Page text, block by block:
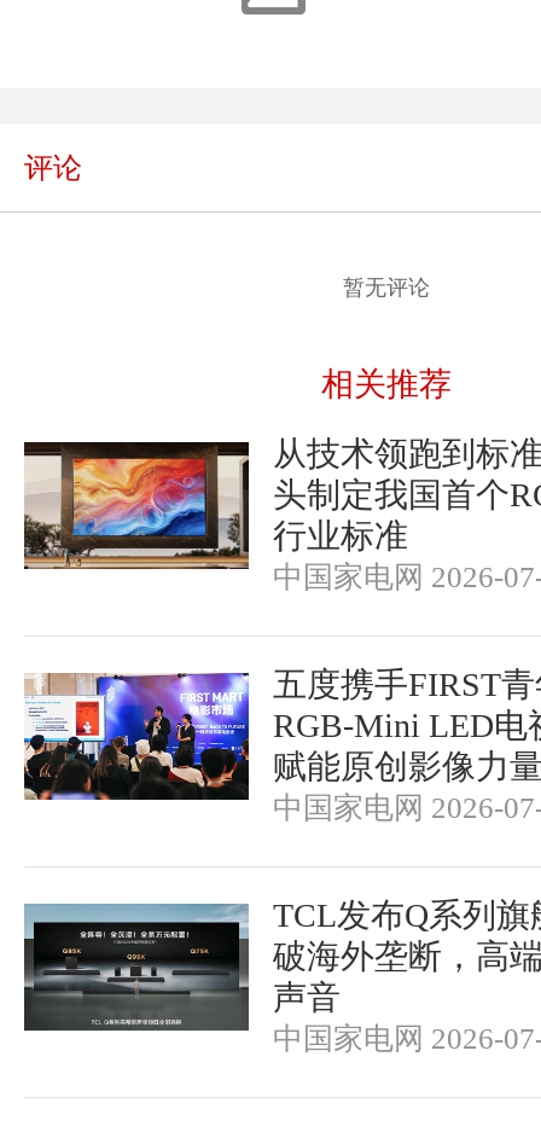
评论
暂无评论
相关推荐
从技术领跑到标
头制定我国首个
行业标准
中国家电网 2026-
五度携手FIRST
RGB-Mini LED电
赋能原创影像力
中国家电网 2026-
TCL发布Q系列
破海外垄断，高
声音
中国家电网 2026-